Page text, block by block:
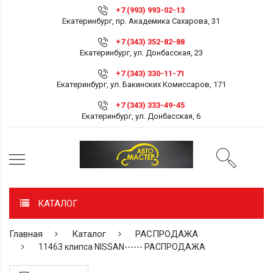
+7 (993) 993-02-13
Екатеринбург, пр. Академика Сахарова, 31
+7 (343) 352-82-88
Екатеринбург, ул. Донбасская, 23
+7 (343) 330-11-71
Екатеринбург, ул. Бакинских Комиссаров, 171
+7 (343) 333-49-45
Екатеринбург, ул. Донбасская, 6
КАТАЛОГ
Главная Каталог РАСПРОДАЖА
11463 клипса NISSAN------ РАСПРОДАЖА